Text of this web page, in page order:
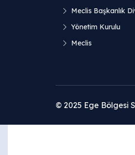
Meclis Başkanlık
Yönetim Kurulu
Meclis
© 2025 Ege Bölgesi